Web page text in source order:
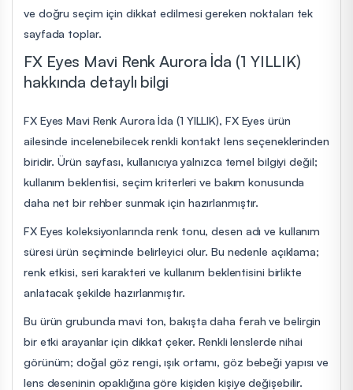
ve doğru seçim için dikkat edilmesi gereken noktaları tek
sayfada toplar.
FX Eyes Mavi Renk Aurora İda (1 YILLIK)
hakkında detaylı bilgi
FX Eyes Mavi Renk Aurora İda (1 YILLIK), FX Eyes ürün
ailesinde incelenebilecek renkli kontakt lens seçeneklerinden
biridir. Ürün sayfası, kullanıcıya yalnızca temel bilgiyi değil;
kullanım beklentisi, seçim kriterleri ve bakım konusunda
daha net bir rehber sunmak için hazırlanmıştır.
FX Eyes koleksiyonlarında renk tonu, desen adı ve kullanım
süresi ürün seçiminde belirleyici olur. Bu nedenle açıklama;
renk etkisi, seri karakteri ve kullanım beklentisini birlikte
anlatacak şekilde hazırlanmıştır.
Bu ürün grubunda mavi ton, bakışta daha ferah ve belirgin
bir etki arayanlar için dikkat çeker. Renkli lenslerde nihai
görünüm; doğal göz rengi, ışık ortamı, göz bebeği yapısı ve
lens deseninin opaklığına göre kişiden kişiye değişebilir.